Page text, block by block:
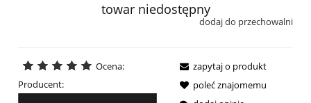
towar niedostępny
dodaj do przechowalni
Ocena:
Producent:
zapytaj o produkt
poleć znajomemu